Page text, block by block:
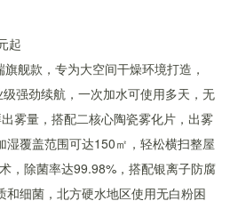
起
舰款，专为大空间干燥环境打造，
强劲续航，一次加水可使用多天，无
雾量，搭配二核心陶瓷雾化片，出雾
湿覆盖范围可达150㎡，轻松横扫整屋
，除菌率达99.98%，搭配银离子防腐
和细菌，北方硬水地区使用无白粉困